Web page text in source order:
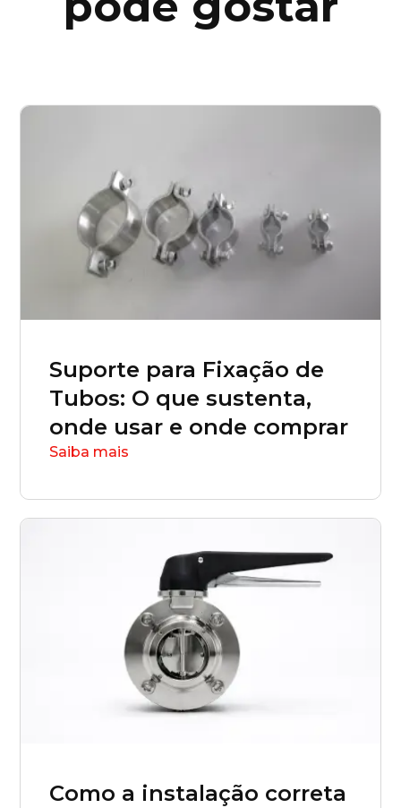
pernambuco (PE)
Rio Grande do Sul (RS)
Santa Catarina (SC)
Sergipe (SE)
Tocantins (TO)
Brasilia (DF)
Suporte para Fixação de
Tubos: O que sustenta,
onde usar e onde comprar
Saiba mais
Como a instalação correta